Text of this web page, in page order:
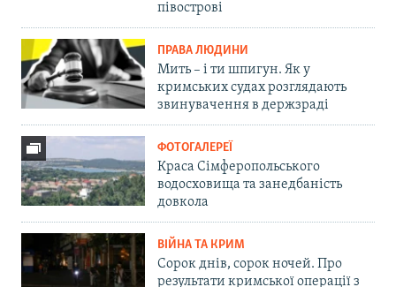
півострові
ПРАВА ЛЮДИНИ
Мить – і ти шпигун. Як у
кримських судах розглядають
звинувачення в держзраді
ФОТОГАЛЕРЕЇ
Краса Сімферопольського
водосховища та занедбаність
довкола
ВІЙНА ТА КРИМ
Сорок днів, сорок ночей. Про
результати кримської операції з